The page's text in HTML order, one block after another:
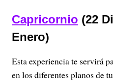
Capricornio (22
Enero)
Esta experiencia te servirá
en los diferentes planos de